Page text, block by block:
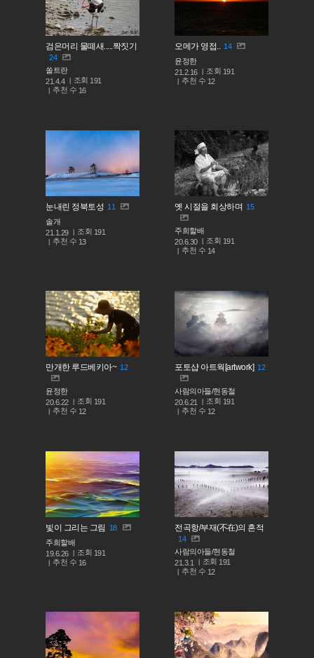
검은머리 물떼새.....짝짓기
24
쏠트란
21.4.4
조회 191
추천 수 16
오메가 영접.. 14
윤정한
21.2.16
조회 191
추천 수 12
눈내린 정북토성 11
솔개
21.1.29
조회 191
추천 수 13
옛 시절을 회상하며 15
주희할배
20.6.30
조회 191
추천 수 14
만개한 루드베키아~ 12
윤정한
20.6.22
조회 191
추천 수 12
포토샵 아트웍[artwork] 12
사람의아들/현동철
20.6.21
조회 191
추천 수 12
빛이 그리는 그림
18
주희할배
19.6.26
조회 191
추천 수 16
전곡항/부재(不在)의 흔적
14
사람의아들/현동철
21.3.1
조회 191
추천 수 12